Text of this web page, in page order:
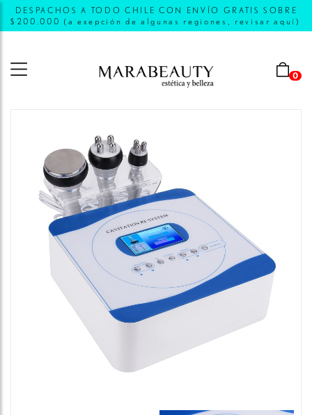
DESPACHOS A TODO CHILE CON ENVÍO GRATIS SOBRE
$200.000 (a exepción de algunas regiones, revisar aquí)
0